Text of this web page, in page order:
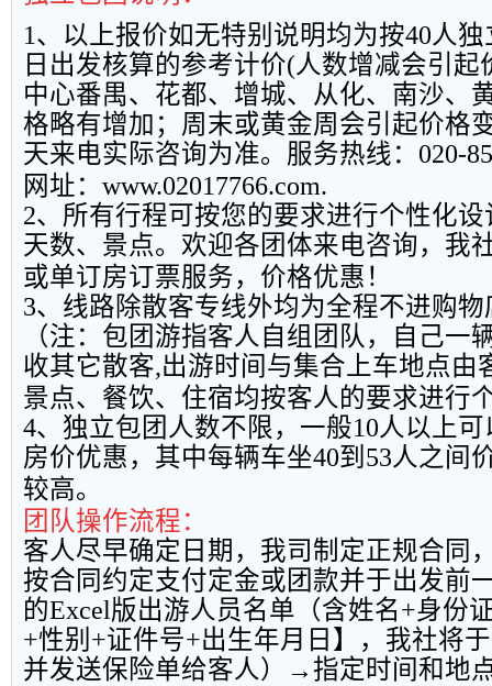
1、以上报价如无特别说明均为按40人独
日出发核算的参考计价(人数增减会引起
中心番禺、花都、增城、从化、南沙、
格略有增加；周末或黄金周会引起价格
天来电实际咨询为准。服务热线： 020-
网址： www.02017766.com.
2、所有行程可按您的要求进行个性化
天数、景点。欢迎各团体来电咨询，我
或单订房订票服务，价格优惠！
3、线路除散客专线外均为全程不进购
（注：包团游指客人自组团队，自己一
收其它散客,出游时间与集合上车地点由
景点、餐饮、住宿均按客人的要求进行
4、独立包团人数不限，一般10人以上
房价优惠，其中每辆车坐40到 53人之间
较高。
团队操作流程：
客人尽早确定日期，我司制定正规合同
按合同约定支付定金或团款并于出发前
的Excel版出游人员名单（含姓名+身份
+性别 +证件号+出生年月日】，我社将
并发送保险单给客人）→指定时间和地